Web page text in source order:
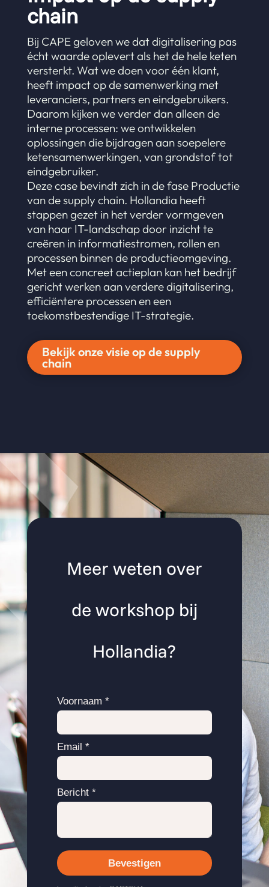
chain
Bij CAPE geloven we dat digitalisering pas
écht waarde oplevert als het de hele keten
versterkt. Wat we doen voor één klant,
heeft impact op de samenwerking met
leveranciers, partners en eindgebruikers.
Daarom kijken we verder dan alleen de
interne processen: we ontwikkelen
oplossingen die bijdragen aan soepelere
ketensamenwerkingen, van grondstof tot
eindgebruiker.
Deze case bevindt zich in de fase Productie
van de supply chain. Hollandia heeft
stappen gezet in het verder vormgeven
van haar IT-landschap door inzicht te
creëren in informatiestromen, rollen en
processen binnen de productieomgeving.
Met een concreet actieplan kan het bedrijf
gericht werken aan verdere digitalisering,
efficiëntere processen en een
toekomstbestendige IT-strategie.
Bekijk onze visie op de supply
chain
Meer weten over
de workshop bij
Hollandia?